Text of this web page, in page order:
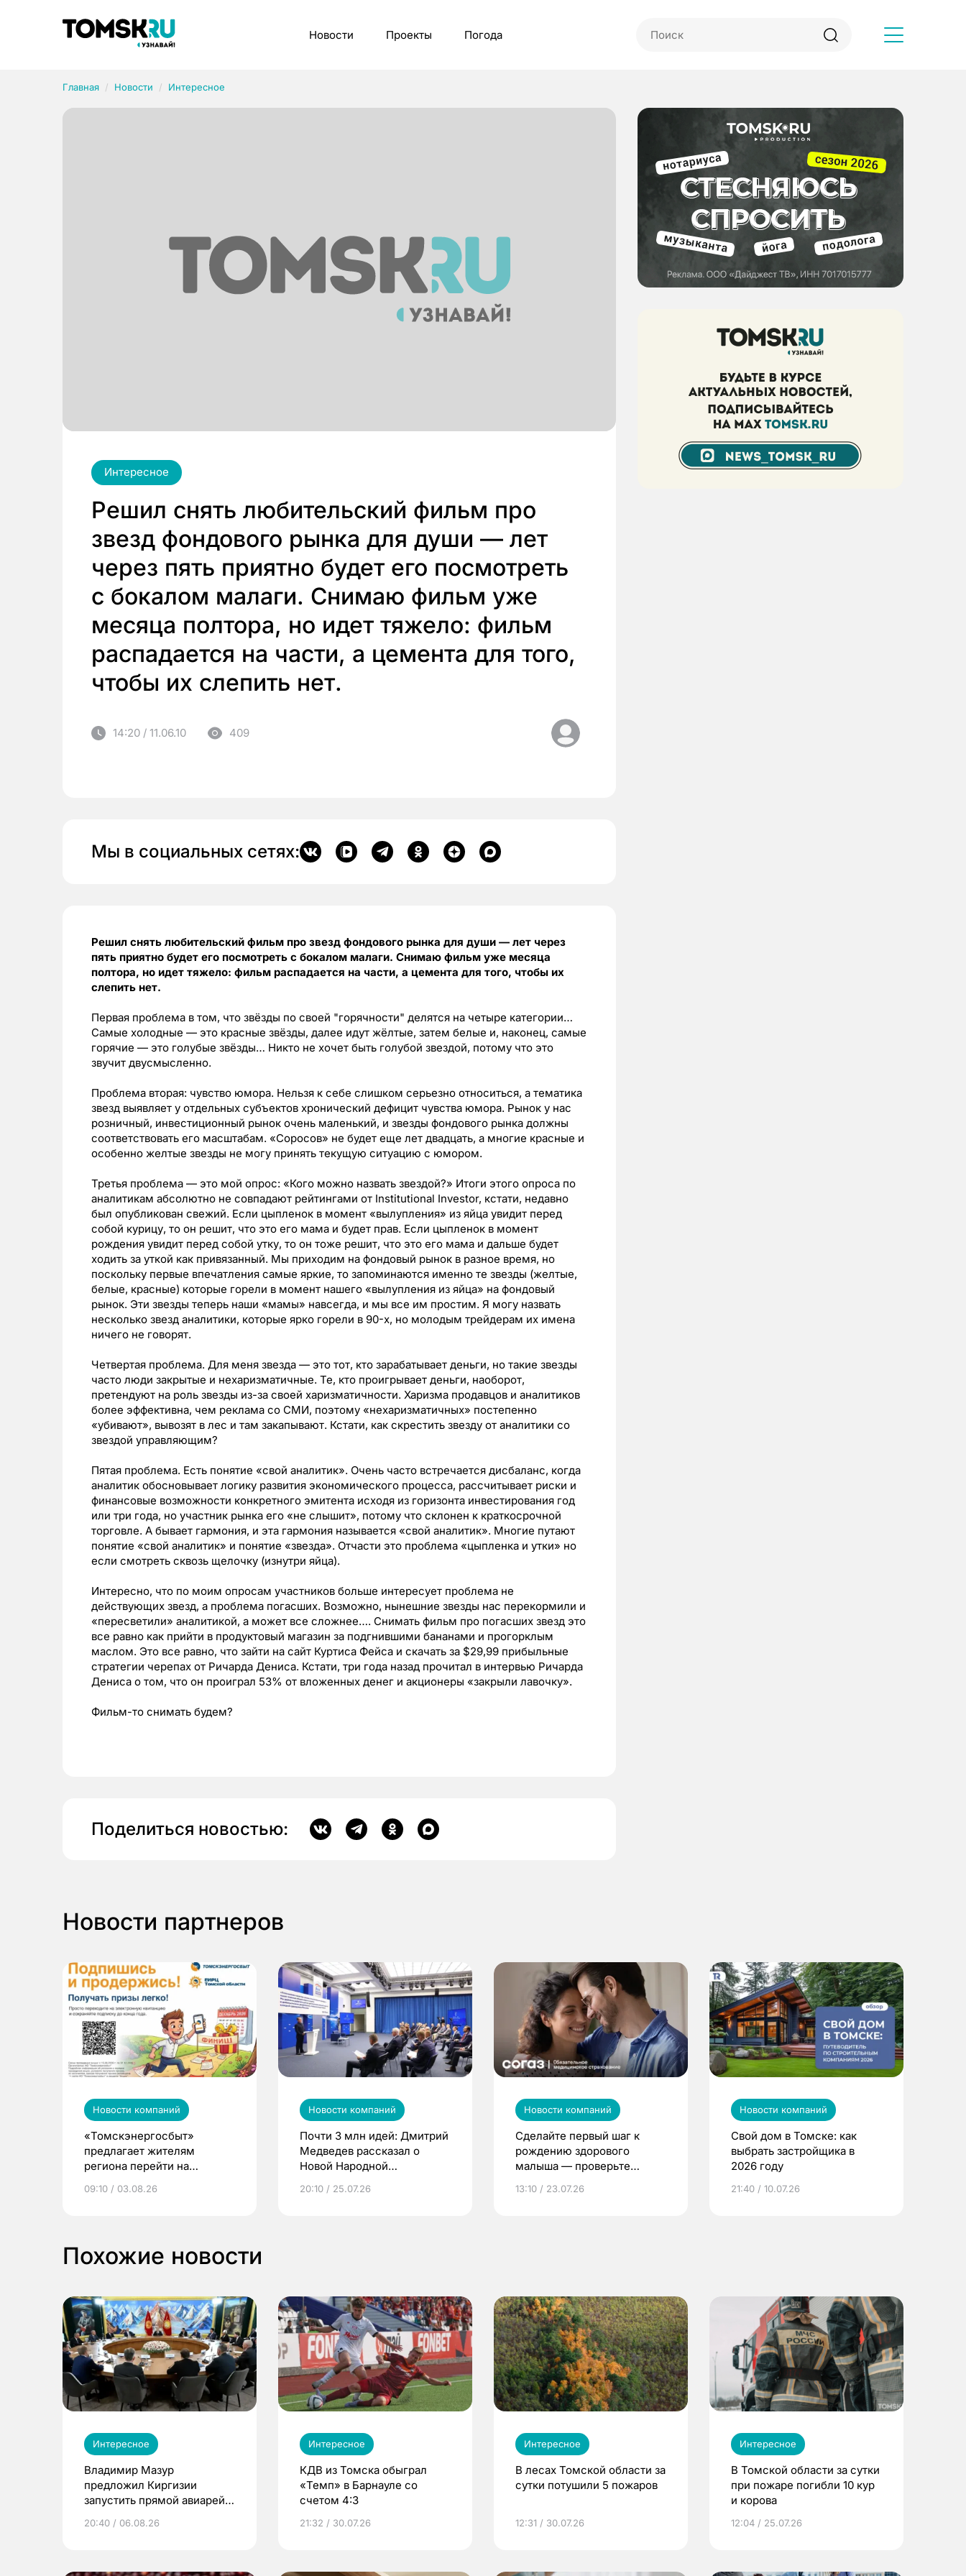
Новости Проекты Погода
Главная Новости Интересное
Интересное
Решил снять любительский фильм про
звезд фондового рынка для души — лет
через пять приятно будет его посмотреть
с бокалом малаги. Снимаю фильм уже
месяца полтора, но идет тяжело: фильм
распадается на части, а цемента для того,
чтобы их слепить нет.
14:20 / 11.06.10 409
Мы в социальных сетях:
Решил снять любительский фильм про звезд фондового рынка для души — лет через
пять приятно будет его посмотреть с бокалом малаги. Снимаю фильм уже месяца
полтора, но идет тяжело: фильм распадается на части, а цемента для того, чтобы их
слепить нет.
Первая проблема в том, что звёзды по своей "горячности" делятся на четыре категории…
Самые холодные — это красные звёзды, далее идут жёлтые, затем белые и, наконец, самые
горячие — это голубые звёзды… Никто не хочет быть голубой звездой, потому что это
звучит двусмысленно.
Проблема вторая: чувство юмора. Нельзя к себе слишком серьезно относиться, а тематика
звезд выявляет у отдельных субъектов хронический дефицит чувства юмора. Рынок у нас
розничный, инвестиционный рынок очень маленький, и звезды фондового рынка должны
соответствовать его масштабам. «Соросов» не будет еще лет двадцать, а многие красные и
особенно желтые звезды не могу принять текущую ситуацию с юмором.
Третья проблема — это мой опрос: «Кого можно назвать звездой?» Итоги этого опроса по
аналитикам абсолютно не совпадают рейтингами от Institutional Investor, кстати, недавно
был опубликован свежий. Если цыпленок в момент «вылупления» из яйца увидит перед
собой курицу, то он решит, что это его мама и будет прав. Если цыпленок в момент
рождения увидит перед собой утку, то он тоже решит, что это его мама и дальше будет
ходить за уткой как привязанный. Мы приходим на фондовый рынок в разное время, но
поскольку первые впечатления самые яркие, то запоминаются именно те звезды (желтые,
белые, красные) которые горели в момент нашего «вылупления из яйца» на фондовый
рынок. Эти звезды теперь наши «мамы» навсегда, и мы все им простим. Я могу назвать
несколько звезд аналитики, которые ярко горели в 90-х, но молодым трейдерам их имена
ничего не говорят.
Четвертая проблема. Для меня звезда — это тот, кто зарабатывает деньги, но такие звезды
часто люди закрытые и нехаризматичные. Те, кто проигрывает деньги, наоборот,
претендуют на роль звезды из-за своей харизматичности. Харизма продавцов и аналитиков
более эффективна, чем реклама со СМИ, поэтому «нехаризматичных» постепенно
«убивают», вывозят в лес и там закапывают. Кстати, как скрестить звезду от аналитики со
звездой управляющим?
Пятая проблема. Есть понятие «свой аналитик». Очень часто встречается дисбаланс, когда
аналитик обосновывает логику развития экономического процесса, рассчитывает риски и
финансовые возможности конкретного эмитента исходя из горизонта инвестирования год
или три года, но участник рынка его «не слышит», потому что склонен к краткосрочной
торговле. А бывает гармония, и эта гармония называется «свой аналитик». Многие путают
понятие «свой аналитик» и понятие «звезда». Отчасти это проблема «цыпленка и утки» но
если смотреть сквозь щелочку (изнутри яйца).
Интересно, что по моим опросам участников больше интересует проблема не
действующих звезд, а проблема погасших. Возможно, нынешние звезды нас перекормили и
«пересветили» аналитикой, а может все сложнее…. Снимать фильм про погасших звезд это
все равно как прийти в продуктовый магазин за подгнившими бананами и прогорклым
маслом. Это все равно, что зайти на сайт Куртиса Фейса и скачать за $29,99 прибыльные
стратегии черепах от Ричарда Дениса. Кстати, три года назад прочитал в интервью Ричарда
Дениса о том, что он проиграл 53% от вложенных денег и акционеры «закрыли лавочку».
Фильм-то снимать будем?
Поделиться новостью:
Новости партнеров
Новости компаний
«Томскэнергосбыт»
предлагает жителям
региона перейти на
выиграть призы
09:10 / 03.08.26
Новости компаний
Почти 3 млн идей: Дмитрий
Медведев рассказал о
Новой Народной
20:10 / 25.07.26
Новости компаний
Сделайте первый шаг к
рождению здорового
малыша — проверьте
по ОМС!
13:10 / 23.07.26
Новости компаний
Свой дом в Томске: как
выбрать застройщика в
2026 году
21:40 / 10.07.26
Похожие новости
Интересное
Владимир Мазур
предложил Киргизии
запустить прямой авиарейс
20:40 / 06.08.26
Интересное
КДВ из Томска обыграл
«Темп» в Барнауле со
счетом 4:3
21:32 / 30.07.26
Интересное
В лесах Томской области за
сутки потушили 5 пожаров
12:31 / 30.07.26
Интересное
В Томской области за сутки
при пожаре погибли 10 кур
и корова
12:04 / 25.07.26
Рубрики